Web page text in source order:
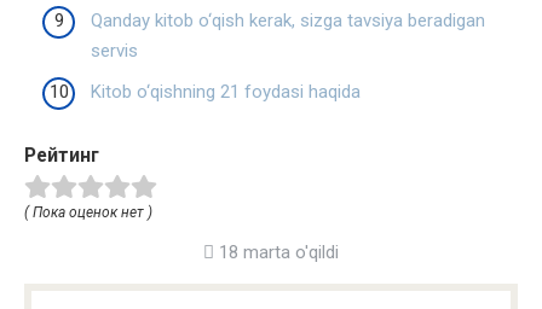
Qanday kitob o‘qish kerak, sizga tavsiya beradigan
servis
Kitob o‘qishning 21 foydasi haqida
Рейтинг
( Пока оценок нет )
18 marta o'qildi